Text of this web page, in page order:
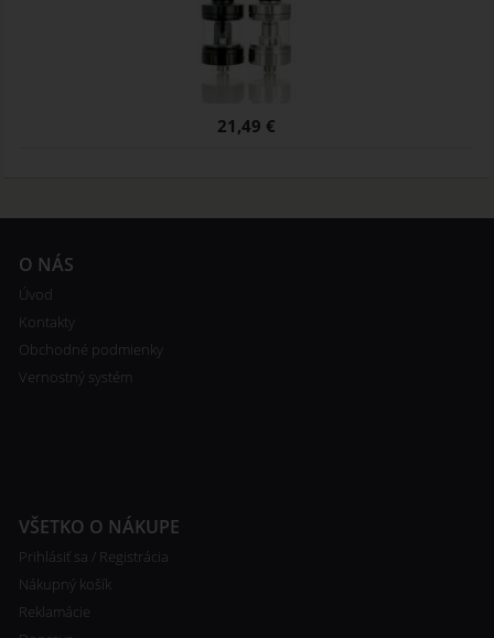
21,49 €
O NÁS
Úvod
Kontakty
Obchodné podmienky
Vernostný systém
VŠETKO O NÁKUPE
Prihlásiť sa / Registrácia
Nákupný košík
Reklamácie